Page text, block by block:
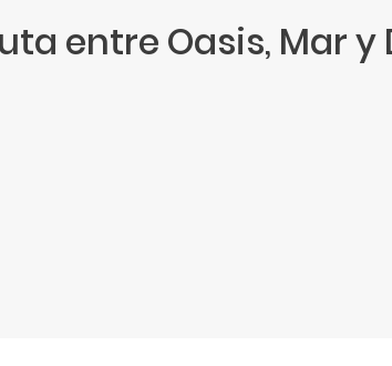
entre Oasis, Mar y